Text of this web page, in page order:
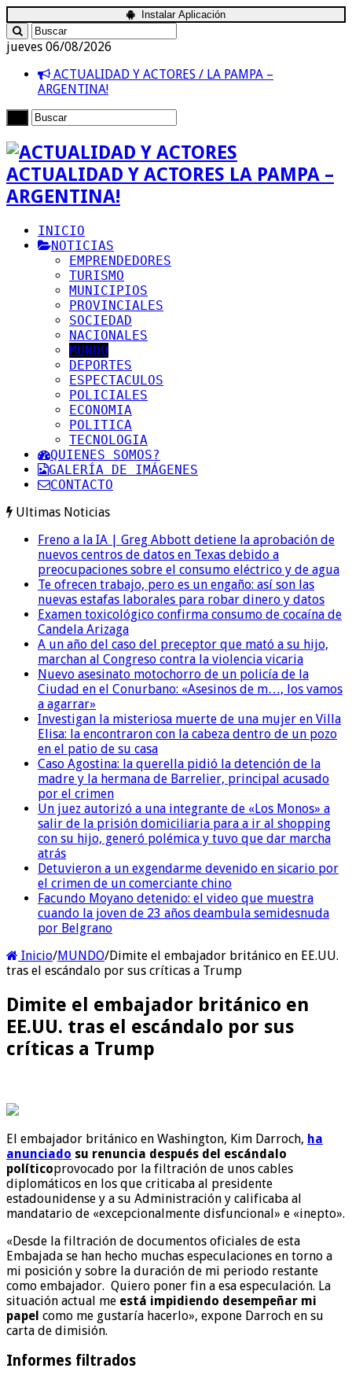
Instalar Aplicación
jueves 06/08/2026
ACTUALIDAD Y ACTORES / LA PAMPA –
ARGENTINA!
ACTUALIDAD Y ACTORES LA PAMPA –
ARGENTINA!
INICIO
NOTICIAS
EMPRENDEDORES
TURISMO
MUNICIPIOS
PROVINCIALES
SOCIEDAD
NACIONALES
MUNDO
DEPORTES
ESPECTACULOS
POLICIALES
ECONOMIA
POLITICA
TECNOLOGIA
QUIENES SOMOS?
GALERÍA DE IMÁGENES
CONTACTO
Ultimas Noticias
Freno a la IA | Greg Abbott detiene la aprobación de
nuevos centros de datos en Texas debido a
preocupaciones sobre el consumo eléctrico y de agua
Te ofrecen trabajo, pero es un engaño: así son las
nuevas estafas laborales para robar dinero y datos
Examen toxicológico confirma consumo de cocaína de
Candela Arizaga
A un año del caso del preceptor que mató a su hijo,
marchan al Congreso contra la violencia vicaria
Nuevo asesinato motochorro de un policía de la
Ciudad en el Conurbano: «Asesinos de m…, los vamos
a agarrar»
Investigan la misteriosa muerte de una mujer en Villa
Elisa: la encontraron con la cabeza dentro de un pozo
en el patio de su casa
Caso Agostina: la querella pidió la detención de la
madre y la hermana de Barrelier, principal acusado
por el crimen
Un juez autorizó a una integrante de «Los Monos» a
salir de la prisión domiciliaria para a ir al shopping
con su hijo, generó polémica y tuvo que dar marcha
atrás
Detuvieron a un exgendarme devenido en sicario por
el crimen de un comerciante chino
Facundo Moyano detenido: el video que muestra
cuando la joven de 23 años deambula semidesnuda
por Belgrano
Inicio/MUNDO/Dimite el embajador británico en EE.UU.
tras el escándalo por sus críticas a Trump
Dimite el embajador británico en
EE.UU. tras el escándalo por sus
críticas a Trump
El embajador británico en Washington, Kim Darroch, ha
anunciado su renuncia después del escándalo
políticoprovocado por la filtración de unos cables
diplomáticos en los que criticaba al presidente
estadounidense y a su Administración y calificaba al
mandatario de «excepcionalmente disfuncional» e «inepto».
«Desde la filtración de documentos oficiales de esta
Embajada se han hecho muchas especulaciones en torno a
mi posición y sobre la duración de mi periodo restante
como embajador. Quiero poner fin a esa especulación. La
situación actual me está impidiendo desempeñar mi
papel como me gustaría hacerlo», expone Darroch en su
carta de dimisión.
Informes filtrados